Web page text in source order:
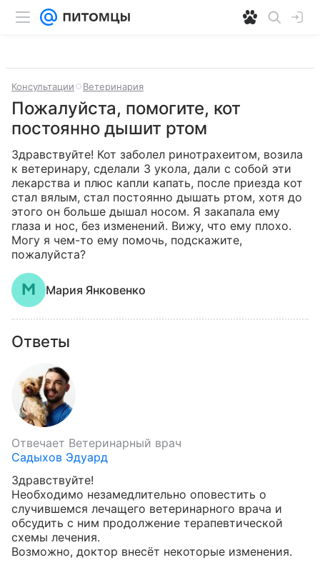
Консультации Ветеринария
Пожалуйста, помогите, кот
постоянно дышит ртом
Здравствуйте! Кот заболел ринотрахеитом, возила
к ветеринару, сделали 3 укола, дали с собой эти
лекарства и плюс капли капать, после приезда кот
стал вялым, стал постоянно дышать ртом, хотя до
этого он больше дышал носом. Я закапала ему
глаза и нос, без изменений. Вижу, что ему плохо.
Могу я чем-то ему помочь, подскажите,
пожалуйста?
Мария Янковенко
Ответы
Отвечает Ветеринарный врач
Садыхов Эдуард
Здравствуйте!
Необходимо незамедлительно оповестить о
случившемся лечащего ветеринарного врача и
обсудить с ним продолжение терапевтической
схемы лечения.
Возможно, доктор внесёт некоторые изменения.